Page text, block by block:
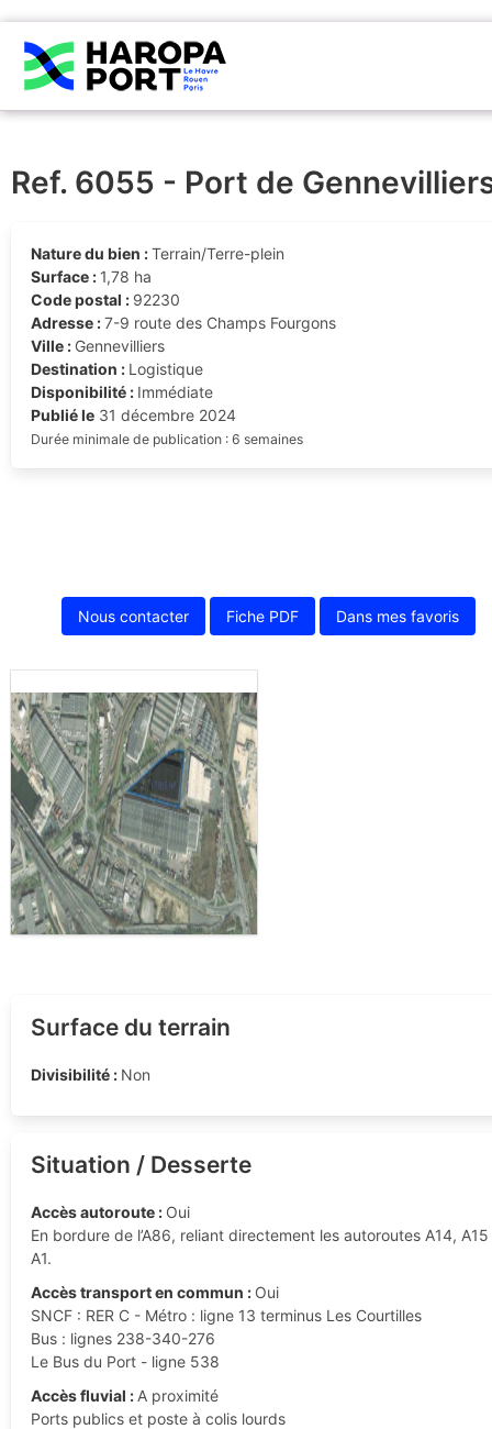
Ref. 6055 - Port de
Nature du bien :Terrain/Terre-plein
Surface : 1,78 ha
Code postal : 92230
Adresse :7-9 route des Champs Fourgons
Ville : Gennevilliers
Destination : Logistique
Disponibilité : Immédiate
Publié le31 décembre 2024
Durée minimale de publication : 6 semaines
Nous contacter Fiche PDF Dans mes favoris
Surface du terrain
Divisibilité : Non
Situation / Desserte
Accès autoroute : Oui
En bordure de l’A86, reliant directement les autoroutes A14,
A1.
Accès transport en commun : Oui
SNCF : RER C - Métro : ligne 13 terminus Les Courtilles
Bus : lignes 238-340-276
Le Bus du Port - ligne 538
Accès fluvial : A proximité
Ports publics et poste à colis lourds